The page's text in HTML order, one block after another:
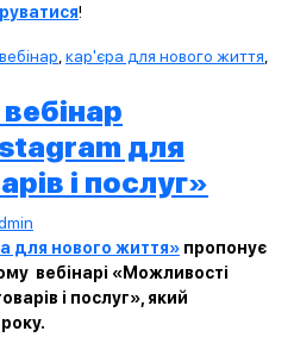
!
вебінар кар'єра для нового життя
для
і послуг»
для нового життя» пропонує
вебінарі «Можливості
і послуг», який